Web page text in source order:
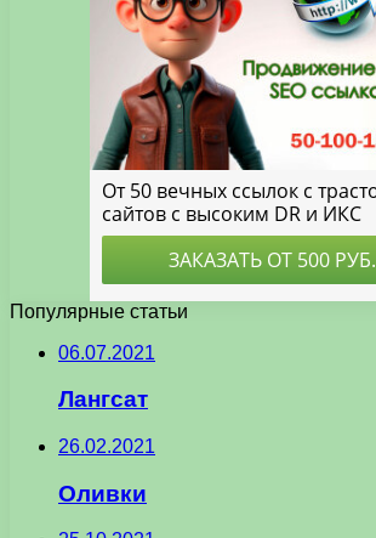
Популярные статьи
06.07.2021
Лангсат
26.02.2021
Оливки